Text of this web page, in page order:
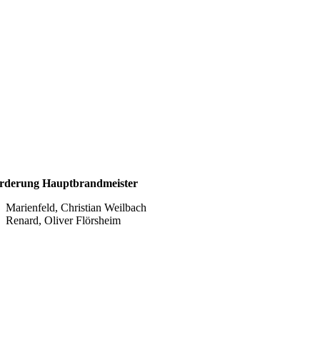
Hauptbrandmeister
Marienfeld, Christian Weilbach
Renard, Oliver Flörsheim